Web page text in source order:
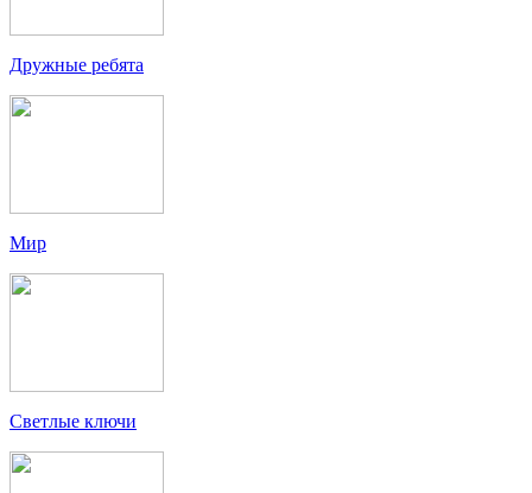
Дружные ребята
Мир
Светлые ключи